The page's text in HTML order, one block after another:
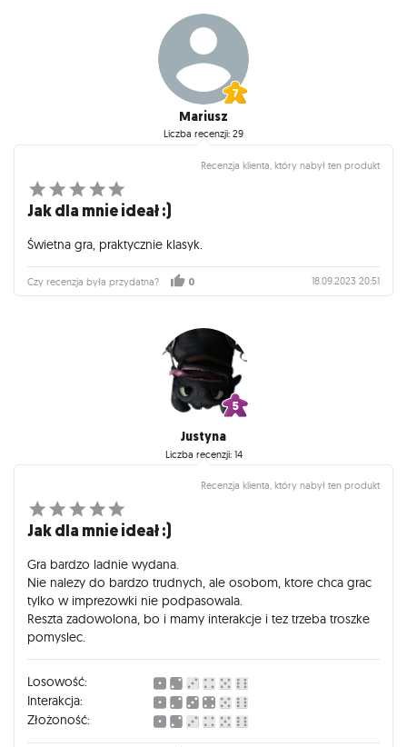
Mariusz
Liczba recenzji: 29
Recenzja klienta, który nabył ten produkt
Jak dla mnie ideał :)
Świetna gra, praktycznie klasyk.
Czy recenzja była przydatna? 0 18.09.2023 20:51
Justyna
Liczba recenzji: 14
Recenzja klienta, który nabył ten produkt
Jak dla mnie ideał :)
Gra bardzo ladnie wydana.
Nie nalezy do bardzo trudnych, ale osobom, ktore chca grac
tylko w imprezowki nie podpasowala.
Reszta zadowolona, bo i mamy interakcje i tez trzeba troszke
pomyslec.
Losowość:
Interakcja:
Złożoność: